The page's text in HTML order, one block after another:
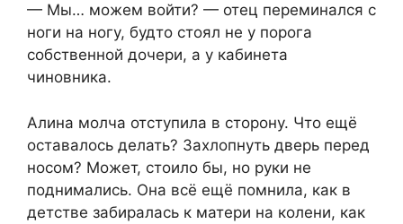
— Мы… можем войти? — отец переминался с
ноги на ногу, будто стоял не у порога
собственной дочери, а у кабинета
чиновника.
Алина молча отступила в сторону. Что ещё
оставалось делать? Захлопнуть дверь перед
носом? Может, стоило бы, но руки не
поднимались. Она всё ещё помнила, как в
детстве забиралась к матери на колени, как